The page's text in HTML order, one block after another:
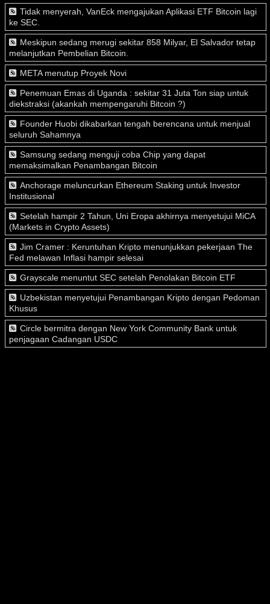
Tidak menyerah, VanEck mengajukan Aplikasi ETF Bitcoin lagi
ke SEC.
Meskipun sedang merugi sekitar 858 Milyar, El Salvador tetap
melanjutkan Pembelian Bitcoin.
META menutup Proyek Novi
Penemuan Emas di Uganda : sekitar 31 Juta Ton siap untuk
diekstraksi (akankah mempengaruhi Bitcoin ?)
Founder Huobi dikabarkan tengah berencana untuk menjual
seluruh Sahamnya
Samsung sedang menguji coba Chip yang dapat
memaksimalkan Penambangan Bitcoin
Anchorage meluncurkan Ethereum Staking untuk Investor
Institusional
Setelah hampir 2 Tahun, Uni Eropa akhirnya menyetujui MiCA
(Markets in Crypto Assets)
Jim Cramer : Keruntuhan Kripto menunjukkan pekerjaan The
Fed melawan Inflasi hampir selesai
Grayscale menuntut SEC setelah Penolakan Bitcoin ETF
Uzbekistan menyetujui Penambangan Kripto dengan Pedoman
Khusus
Circle bermitra dengan New York Community Bank untuk
penjagaan Cadangan USDC